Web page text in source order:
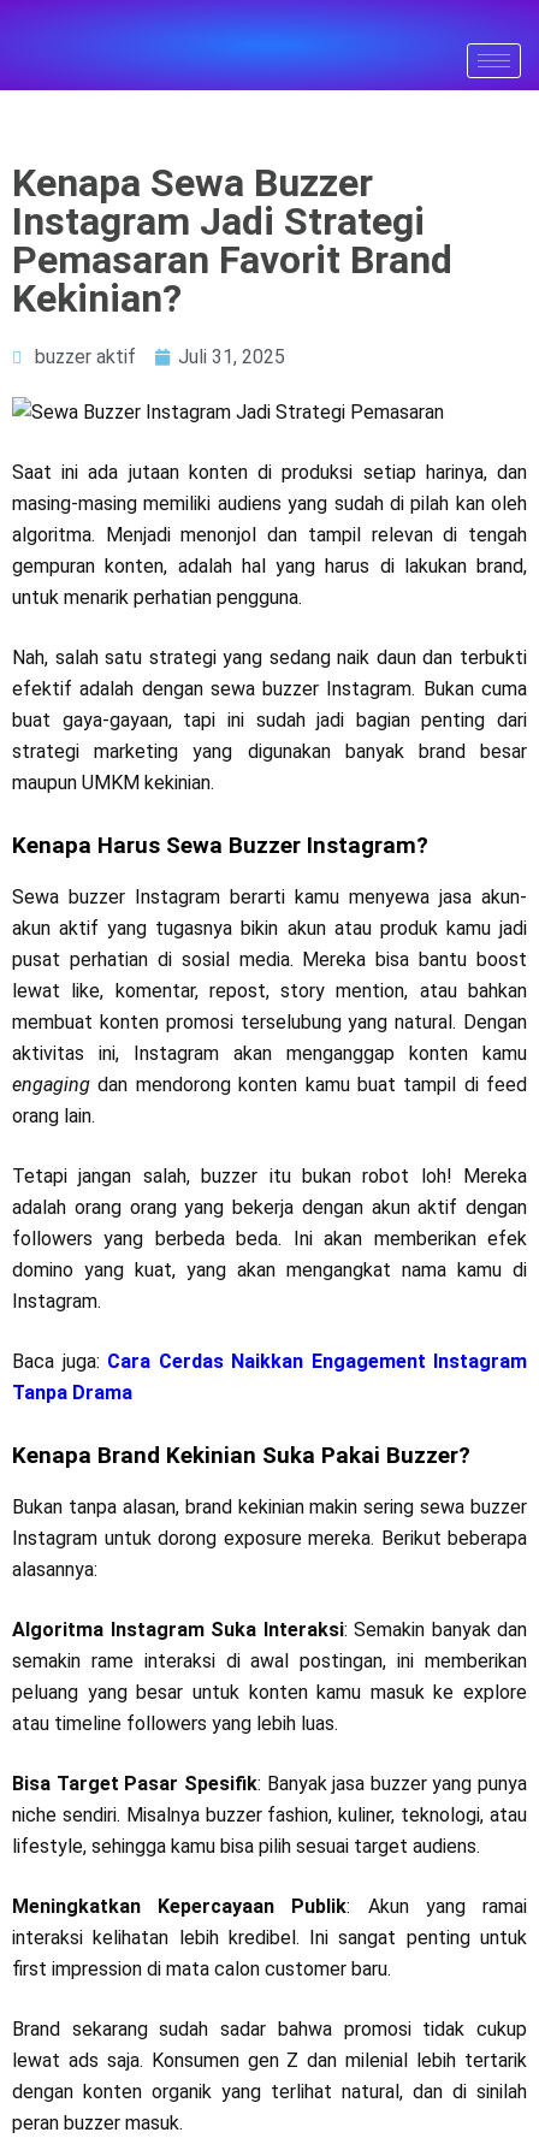
Kenapa Sewa Buzzer
Instagram Jadi Strategi
Pemasaran Favorit Brand
Kekinian?
buzzer aktif Juli 31, 2025
Saat ini ada jutaan konten di produksi setiap harinya, dan
masing-masing memiliki audiens yang sudah di pilah kan oleh
algoritma. Menjadi menonjol dan tampil relevan di tengah
gempuran konten, adalah hal yang harus di lakukan brand,
untuk menarik perhatian pengguna.
Nah, salah satu strategi yang sedang naik daun dan terbukti
efektif adalah dengan sewa buzzer Instagram. Bukan cuma
buat gaya-gayaan, tapi ini sudah jadi bagian penting dari
strategi marketing yang digunakan banyak brand besar
maupun UMKM kekinian.
Kenapa Harus Sewa Buzzer Instagram?
Sewa buzzer Instagram berarti kamu menyewa jasa akun-
akun aktif yang tugasnya bikin akun atau produk kamu jadi
pusat perhatian di sosial media. Mereka bisa bantu boost
lewat like, komentar, repost, story mention, atau bahkan
membuat konten promosi terselubung yang natural. Dengan
aktivitas ini, Instagram akan menganggap konten kamu
engaging dan mendorong konten kamu buat tampil di feed
orang lain.
Tetapi jangan salah, buzzer itu bukan robot loh! Mereka
adalah orang orang yang bekerja dengan akun aktif dengan
followers yang berbeda beda. Ini akan memberikan efek
domino yang kuat, yang akan mengangkat nama kamu di
Instagram.
Baca juga: Cara Cerdas Naikkan Engagement Instagram
Tanpa Drama
Kenapa Brand Kekinian Suka Pakai Buzzer?
Bukan tanpa alasan, brand kekinian makin sering sewa buzzer
Instagram untuk dorong exposure mereka. Berikut beberapa
alasannya:
Algoritma Instagram Suka Interaksi: Semakin banyak dan
semakin rame interaksi di awal postingan, ini memberikan
peluang yang besar untuk konten kamu masuk ke explore
atau timeline followers yang lebih luas.
Bisa Target Pasar Spesifik: Banyak jasa buzzer yang punya
niche sendiri. Misalnya buzzer fashion, kuliner, teknologi, atau
lifestyle, sehingga kamu bisa pilih sesuai target audiens.
Meningkatkan Kepercayaan Publik: Akun yang ramai
interaksi kelihatan lebih kredibel. Ini sangat penting untuk
first impression di mata calon customer baru.
Brand sekarang sudah sadar bahwa promosi tidak cukup
lewat ads saja. Konsumen gen Z dan milenial lebih tertarik
dengan konten organik yang terlihat natural, dan di sinilah
peran buzzer masuk.